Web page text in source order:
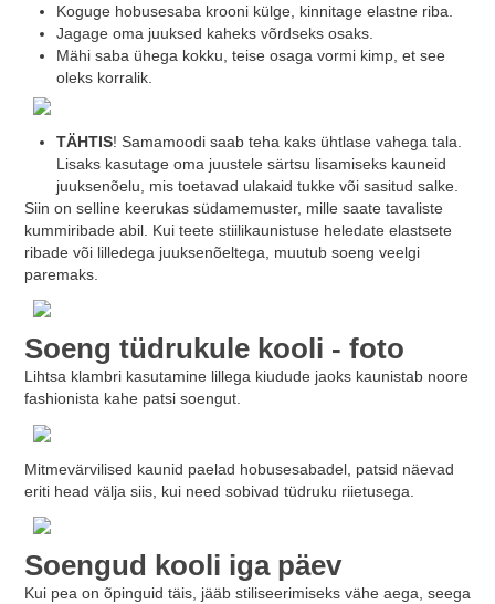
Koguge hobusesaba krooni külge, kinnitage elastne riba.
Jagage oma juuksed kaheks võrdseks osaks.
Mähi saba ühega kokku, teise osaga vormi kimp, et see
oleks korralik.
TÄHTIS! Samamoodi saab teha kaks ühtlase vahega tala.
Lisaks kasutage oma juustele särtsu lisamiseks kauneid
juuksenõelu, mis toetavad ulakaid tukke või sasitud salke.
Siin on selline keerukas südamemuster, mille saate tavaliste
kummiribade abil. Kui teete stiilikaunistuse heledate elastsete
ribade või lilledega juuksenõeltega, muutub soeng veelgi
paremaks.
Soeng tüdrukule kooli - foto
Lihtsa klambri kasutamine lillega kiudude jaoks kaunistab noore
fashionista kahe patsi soengut.
Mitmevärvilised kaunid paelad hobusesabadel, patsid näevad
eriti head välja siis, kui need sobivad tüdruku riietusega.
Soengud kooli iga päev
Kui pea on õpinguid täis, jääb stiliseerimiseks vähe aega, seega